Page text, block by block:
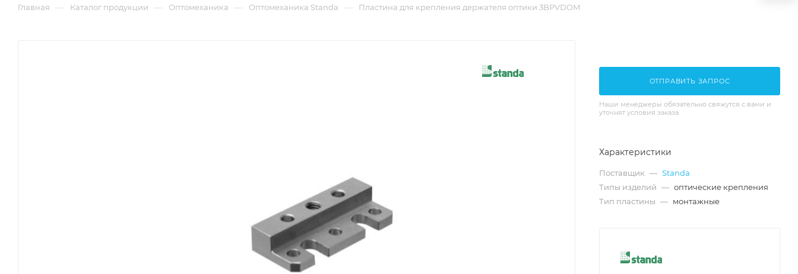
Главная — Каталог продукции — Оптомеханика — Оптомеханика Standa — Пластина для крепления держателя оптики 3BPVDOM
ОТПРАВИТЬ ЗАПРОС
Наши менеджеры обязательно свяжутся с вами и
уточнят условия заказа
Характеристики
Поставщик — Standa
Типы изделий — оптические крепления
Тип пластины — монтажные